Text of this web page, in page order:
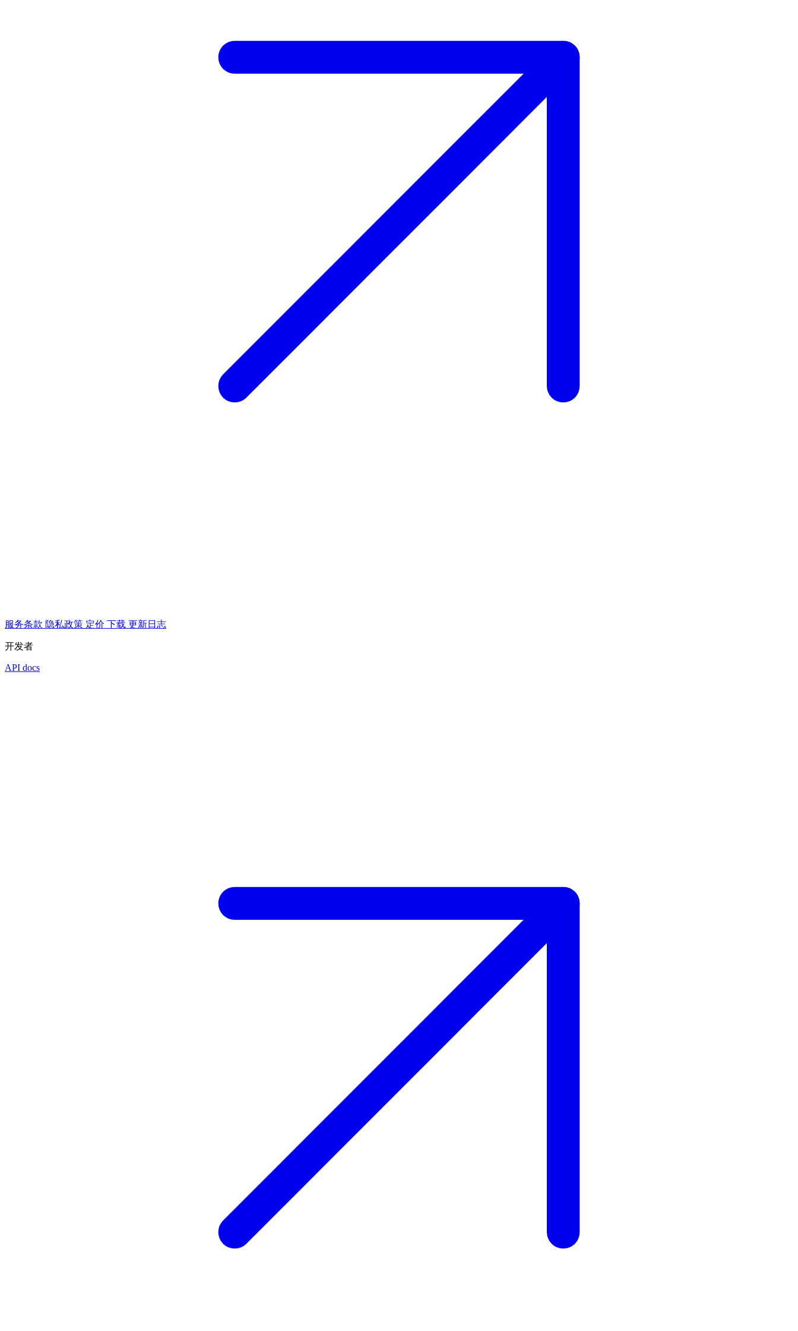
服务条款 隐私政策 定价 下载 更新日志
开发者
API docs